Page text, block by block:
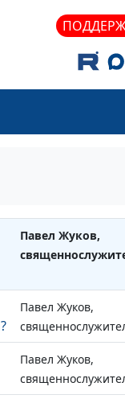
Павел Жуков,
Павел Жуков,
Павел Жуков,
Павел Жуков,
Павел Жуков,